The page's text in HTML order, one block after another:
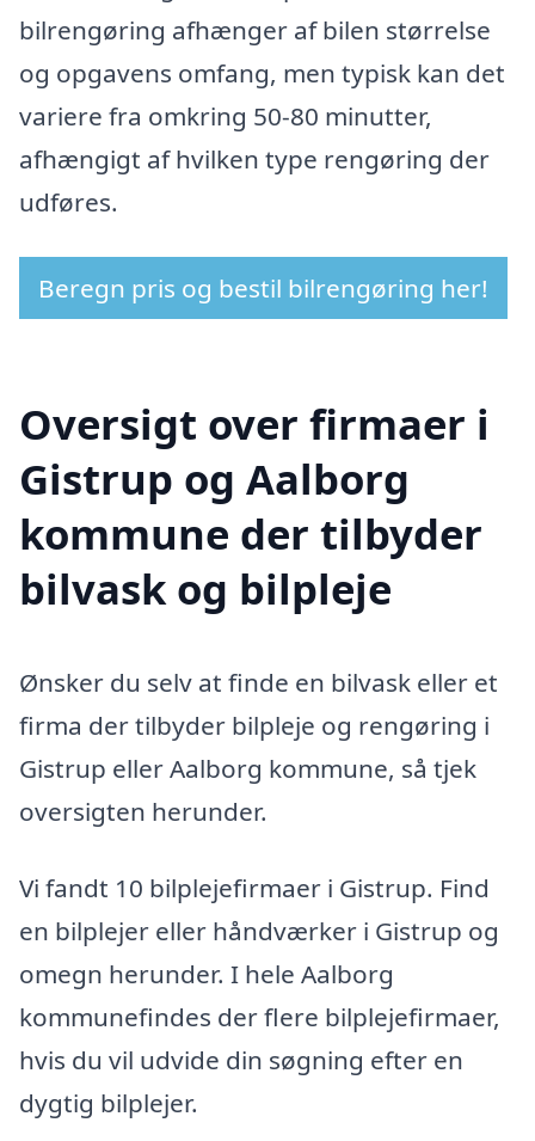
bilrengøring afhænger af bilen størrelse
og opgavens omfang, men typisk kan det
variere fra omkring 50-80 minutter,
afhængigt af hvilken type rengøring der
udføres.
Beregn pris og bestil bilrengøring her!
Oversigt over firmaer i
Gistrup og Aalborg
kommune der tilbyder
bilvask og bilpleje
Ønsker du selv at finde en bilvask eller et
firma der tilbyder bilpleje og rengøring i
Gistrup eller Aalborg kommune, så tjek
oversigten herunder.
Vi fandt 10 bilplejefirmaer i Gistrup. Find
en bilplejer eller håndværker i Gistrup og
omegn herunder. I hele Aalborg
kommunefindes der flere bilplejefirmaer,
hvis du vil udvide din søgning efter en
dygtig bilplejer.